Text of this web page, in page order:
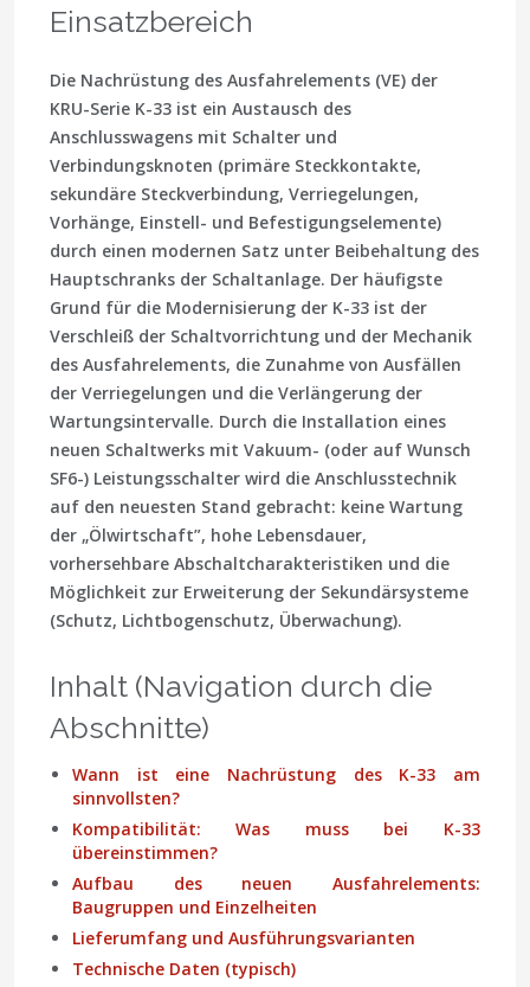
Einsatzbereich
Die Nachrüstung des Ausfahrelements (VE) der
KRU-Serie K-33 ist ein Austausch des
Anschlusswagens mit Schalter und
Verbindungsknoten (primäre Steckkontakte,
sekundäre Steckverbindung, Verriegelungen,
Vorhänge, Einstell- und Befestigungselemente)
durch einen modernen Satz unter Beibehaltung des
Hauptschranks der Schaltanlage. Der häufigste
Grund für die Modernisierung der K-33 ist der
Verschleiß der Schaltvorrichtung und der Mechanik
des Ausfahrelements, die Zunahme von Ausfällen
der Verriegelungen und die Verlängerung der
Wartungsintervalle. Durch die Installation eines
neuen Schaltwerks mit Vakuum- (oder auf Wunsch
SF6-) Leistungsschalter wird die Anschlusstechnik
auf den neuesten Stand gebracht: keine Wartung
der „Ölwirtschaft”, hohe Lebensdauer,
vorhersehbare Abschaltcharakteristiken und die
Möglichkeit zur Erweiterung der Sekundärsysteme
(Schutz, Lichtbogenschutz, Überwachung).
Inhalt (Navigation durch die
Abschnitte)
Wann ist eine Nachrüstung des K-33 am
sinnvollsten?
Kompatibilität: Was muss bei K-33
übereinstimmen?
Aufbau des neuen Ausfahrelements:
Baugruppen und Einzelheiten
Lieferumfang und Ausführungsvarianten
Technische Daten (typisch)